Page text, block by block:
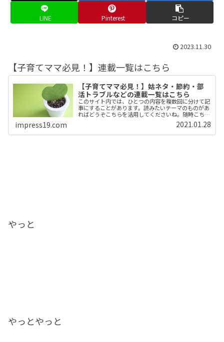
LINE Pinterest コピー
2023.11.30
【子育てママ必見！】連載一覧はこちら
【子育てママ必見！】姑ネタ・節約・部
活トラブルなどの連載一覧はこちら
このサイト内では、ひとつの内容を複数回に分けて記
事にすることがあります。読みたいテーマのものがあ
ればどうぞこちらを活用してくださいね。随時こちら
impress19.com 2021.01.28
やっと
やっとやっと